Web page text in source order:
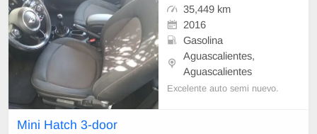
35,449 km
2016
Gasolina
Aguascalientes,
Aguascalientes
Excelente auto semi nuevo.
Mini Hatch 3-door